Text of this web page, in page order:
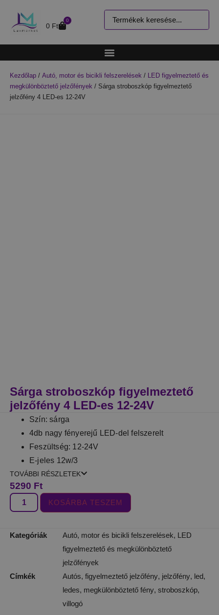
0 Ft
0
Kezdőlap / Autó, motor és bicikli felszerelések / LED figyelmeztető és
megkülönböztető jelzőfények / Sárga stroboszkóp figyelmeztető
jelzőfény 4 LED-es 12-24V
Sárga stroboszkóp figyelmeztető
jelzőfény 4 LED-es 12-24V
Szín: sárga
4db nagy fényerejű LED-del felszerelt
Feszültség: 12-24V
E-jeles 12w/3
TOVÁBBI RÉSZLETEK
5290 Ft
KOSÁRBA TESZEM
Kategóriák Autó, motor és bicikli felszerelések, LED
figyelmeztető és megkülönböztető
jelzőfények
Címkék
Autós, figyelmeztető jelzőfény, jelzőfény, led,
ledes, megkülönböztető fény, stroboszkóp,
villogó